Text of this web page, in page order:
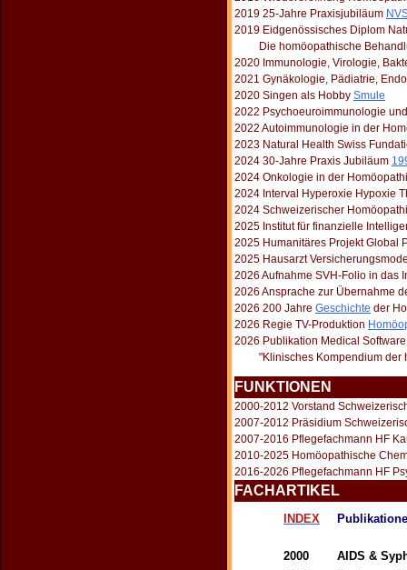
2019 25-Jahre Praxisjubiläum
2019 Eidgenössisches Diplom
Die homöopathische
2020 Immunologie, Virologie,
2021 Gynäkologie, Pädiatrie,
2020 Singen als Hobby Smule
2022 Psychoeuroimmunologie
2022 Autoimmunologie in der
2023 Natural Health Swiss
2024 30-Jahre Praxis Jubiläum
2024 Onkologie in der
2024 Interval Hyperoxie Hypoxie
2024 Schweizerischer
2025 Institut für finanzielle
2025 Humanitäres Projekt Global
2025 Hausarzt
2026 Aufnahme SVH-Folio in das
2026 Ansprache zur Übernahme
2026 200 Jahre Geschichte der
2026 Regie TV-Produktion
2026 Publikation Medical
"Klinisches Kompendium der
FUNKTIONEN
2000-2012 Vorstand
2007-2012 Präsidium
2007-2016 Pflegefachmann HF
2010-2025 Homöopathische
2016-2026 Pflegefachmann HF
FACHARTIKEL
INDEX
2000
AIDS &